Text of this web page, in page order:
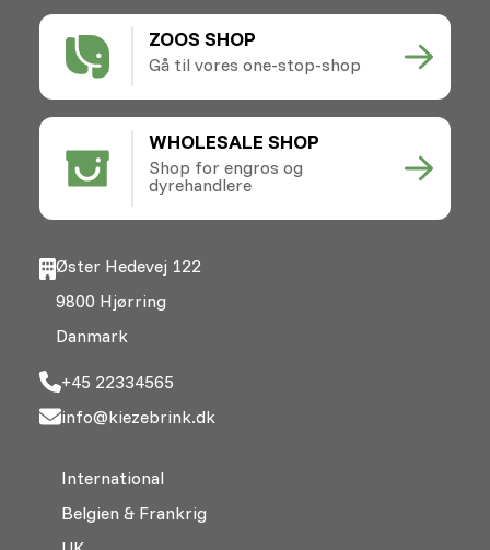
ZOOS SHOP
Gå til vores one-stop-shop
WHOLESALE SHOP
Shop for engros og
dyrehandlere
Øster Hedevej 122
9800 Hjørring
Danmark
+45 22334565
info@kiezebrink.dk
International
Belgien & Frankrig